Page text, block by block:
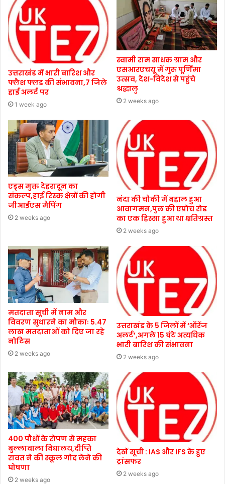
उत्तराखंड में भारी बारिश और
फ्लैश फ्लड की संभावना,7 जिले
हाई अलर्ट पर
1 week ago
स्वामी राम साधक ग्राम और
एसआरएचयू में गुरु पूर्णिमा
उत्सव, देश-विदेश से पहुंचे
श्रद्धालु
2 weeks ago
एड्स मुक्त देहरादून का
संकल्प,हाई रिस्क क्षेत्रों की होगी
जीआईएस मैपिंग
2 weeks ago
नंदा की चौकी में बहाल हुआ
आवागमन,पुल की एप्रोच रोड
का एक हिस्सा हुआ था क्षतिग्रस्त
2 weeks ago
मतदाता सूची में नाम और
विवरण सुधारने का मौकाः 5.47
लाख मतदाताओं को दिए जा रहे
नोटिस
2 weeks ago
उत्तराखंड के 5 जिलों में ‘ऑरेंज
अलर्ट’,अगले 15 घंटे अत्यधिक
भारी बारिश की संभावना
2 weeks ago
400 पौधों के रोपण से महका
बुल्लावाला विद्यालय,दीप्ति
रावत ने की स्कूल गोद लेने की
घोषणा
2 weeks ago
देखें सूची : IAS और IFS के हुए
ट्रांसफर
2 weeks ago